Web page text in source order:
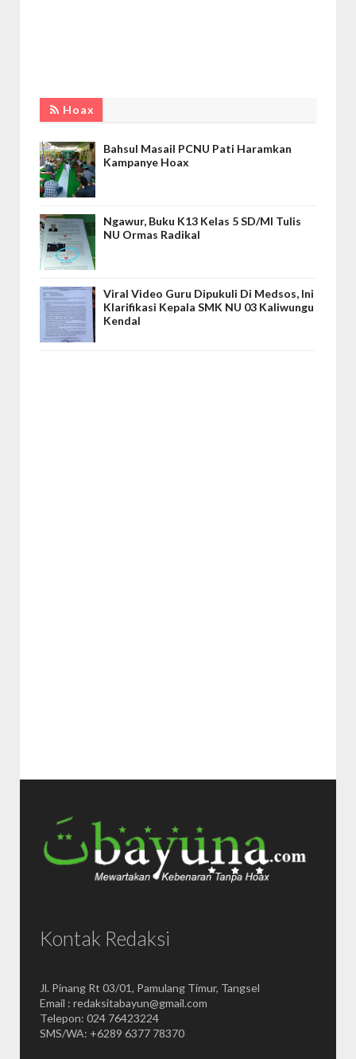
Hoax
Bahsul Masail PCNU Pati Haramkan
Kampanye Hoax
Ngawur, Buku K13 Kelas 5 SD/MI Tulis
NU Ormas Radikal
Viral Video Guru Dipukuli Di Medsos, Ini
Klarifikasi Kepala SMK NU 03 Kaliwungu
Kendal
Kontak Redaksi
Jl. Pinang Rt 03/01, Pamulang Timur, Tangsel
Email : redaksitabayun@gmail.com
Telepon: 024 76423224
SMS/WA: +6289 6377 78370